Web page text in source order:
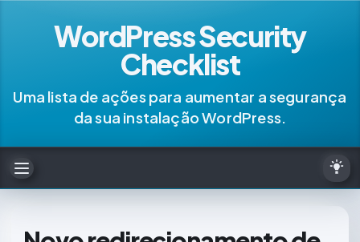
WordPress Security
Checklist
Uma lista de ações para aumentar a segurança
da sua instalação WordPress.